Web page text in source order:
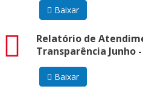
Baixar
Relatório de
Transparência Junho -
pdf
Baixar